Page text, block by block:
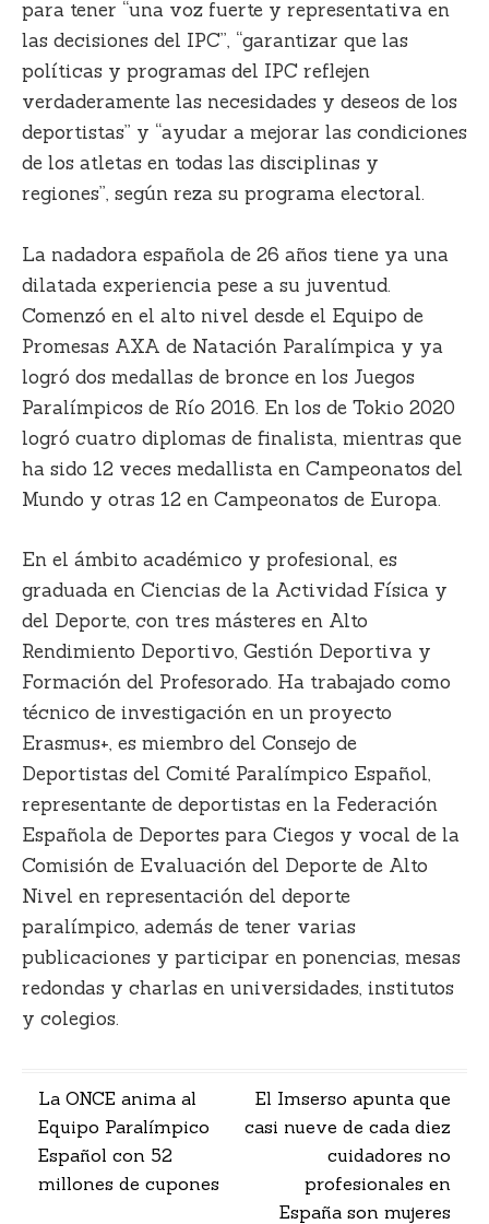
para tener “una voz fuerte y representativa en
las decisiones del IPC”, “garantizar que las
políticas y programas del IPC reflejen
verdaderamente las necesidades y deseos de los
deportistas” y “ayudar a mejorar las condiciones
de los atletas en todas las disciplinas y
regiones”, según reza su programa electoral.
La nadadora española de 26 años tiene ya una
dilatada experiencia pese a su juventud.
Comenzó en el alto nivel desde el Equipo de
Promesas AXA de Natación Paralímpica y ya
logró dos medallas de bronce en los Juegos
Paralímpicos de Río 2016. En los de Tokio 2020
logró cuatro diplomas de finalista, mientras que
ha sido 12 veces medallista en Campeonatos del
Mundo y otras 12 en Campeonatos de Europa.
En el ámbito académico y profesional, es
graduada en Ciencias de la Actividad Física y
del Deporte, con tres másteres en Alto
Rendimiento Deportivo, Gestión Deportiva y
Formación del Profesorado. Ha trabajado como
técnico de investigación en un proyecto
Erasmus+, es miembro del Consejo de
Deportistas del Comité Paralímpico Español,
representante de deportistas en la Federación
Española de Deportes para Ciegos y vocal de la
Comisión de Evaluación del Deporte de Alto
Nivel en representación del deporte
paralímpico, además de tener varias
publicaciones y participar en ponencias, mesas
redondas y charlas en universidades, institutos
y colegios.
Navegación
de
entradas
La ONCE anima al
Equipo Paralímpico
Español con 52
millones de cupones
El Imserso apunta que
casi nueve de cada diez
cuidadores no
profesionales en
España son mujeres